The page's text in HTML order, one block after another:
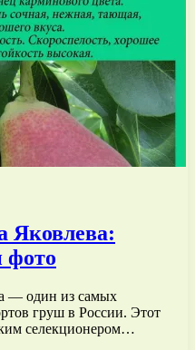
Яковлева:
фото
— один из самых
груш в России. Этот
селекционером…